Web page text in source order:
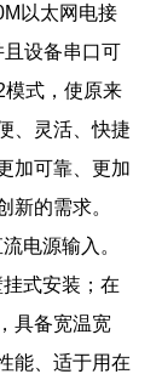
以太网电接
设备串口可
模式，使原来
、灵活、快捷
加可靠、更加
新的需求。
电源输入。
式安装；在
具备宽温宽
能、适于用在